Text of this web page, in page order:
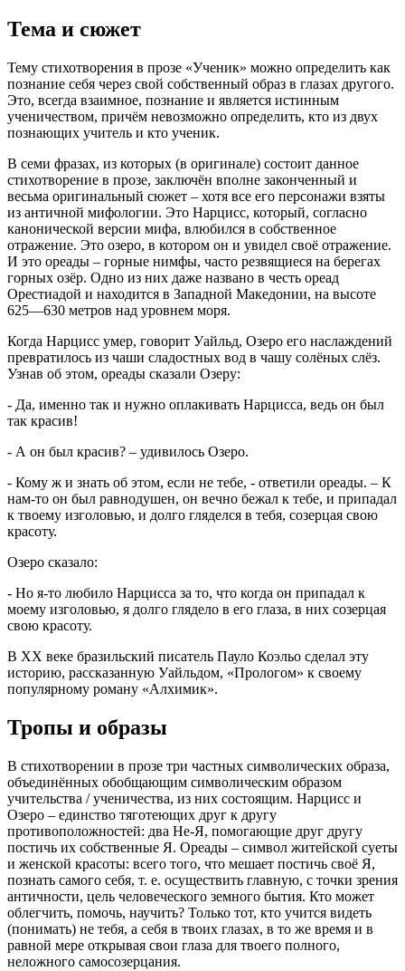
Тема и сюжет
Тему стихотворения в прозе «Ученик» можно определить как
познание себя через свой собственный образ в глазах другого.
Это, всегда взаимное, познание и является истинным
ученичеством, причём невозможно определить, кто из двух
познающих учитель и кто ученик.
В семи фразах, из которых (в оригинале) состоит данное
стихотворение в прозе, заключён вполне законченный и
весьма оригинальный сюжет – хотя все его персонажи взяты
из античной мифологии. Это Нарцисс, который, согласно
канонической версии мифа, влюбился в собственное
отражение. Это озеро, в котором он и увидел своё отражение.
И это ореады – горные нимфы, часто резвящиеся на берегах
горных озёр. Одно из них даже названо в честь ореад
Орестиадой и находится в Западной Македонии, на высоте
625—630 метров над уровнем моря.
Когда Нарцисс умер, говорит Уайльд, Озеро его наслаждений
превратилось из чаши сладостных вод в чашу солёных слёз.
Узнав об этом, ореады сказали Озеру:
- Да, именно так и нужно оплакивать Нарцисса, ведь он был
так красив!
- А он был красив? – удивилось Озеро.
- Кому ж и знать об этом, если не тебе, - ответили ореады. – К
нам-то он был равнодушен, он вечно бежал к тебе, и припадал
к твоему изголовью, и долго гляделся в тебя, созерцая свою
красоту.
Озеро сказало:
- Но я-то любило Нарцисса за то, что когда он припадал к
моему изголовью, я долго глядело в его глаза, в них созерцая
свою красоту.
В ХХ веке бразильский писатель Пауло Коэльо сделал эту
историю, рассказанную Уайльдом, «Прологом» к своему
популярному роману «Алхимик».
Тропы и образы
В стихотворении в прозе три частных символических образа,
объединённых обобщающим символическим образом
учительства / ученичества, из них состоящим. Нарцисс и
Озеро – единство тяготеющих друг к другу
противоположностей: два Не-Я, помогающие друг другу
постичь их собственные Я. Ореады – символ житейской суеты
и женской красоты: всего того, что мешает постичь своё Я,
познать самого себя, т. е. осуществить главную, с точки зрения
античности, цель человеческого земного бытия. Кто может
облегчить, помочь, научить? Только тот, кто учится видеть
(понимать) не тебя, а себя в твоих глазах, в то же время и в
равной мере открывая свои глаза для твоего полного,
неложного самосозерцания.